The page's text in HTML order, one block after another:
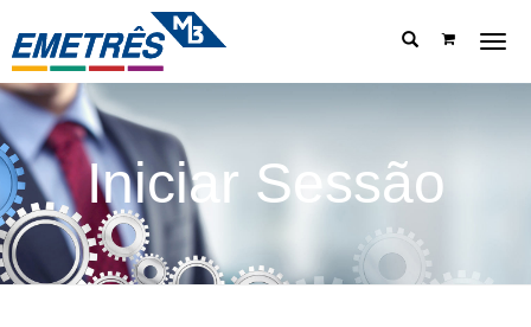
Menu
Iniciar Sessão